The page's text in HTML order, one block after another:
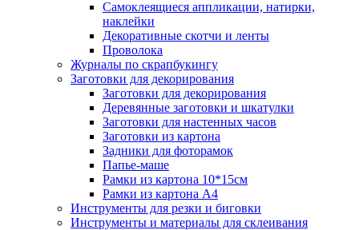
Самоклеящиеся аппликации, натирки,
наклейки
Декоративные скотчи и ленты
Проволока
Журналы по скрапбукингу
Заготовки для декорирования
Заготовки для декорирования
Деревянные заготовки и шкатулки
Заготовки для настенных часов
Заготовки из картона
Задники для фоторамок
Папье-маше
Рамки из картона 10*15см
Рамки из картона А4
Инструменты для резки и биговки
Инструменты и материалы для склеивания